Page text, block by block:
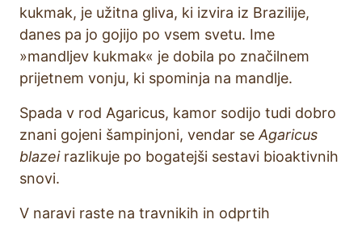
kukmak, je užitna gliva, ki izvira iz Brazilije,
danes pa jo gojijo po vsem svetu. Ime
»mandljev kukmak« je dobila po značilnem
prijetnem vonju, ki spominja na mandlje.
Spada v rod Agaricus, kamor sodijo tudi dobro
znani gojeni šampinjoni, vendar se Agaricus
blazeirazlikuje po bogatejši sestavi bioaktivnih
snovi.
V naravi raste na travnikih in odprtih